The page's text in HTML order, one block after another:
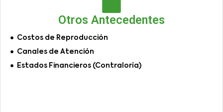
Otros Antecedentes
Costos de Reproducción
Canales de Atención
Estados Financieros (Contraloría)